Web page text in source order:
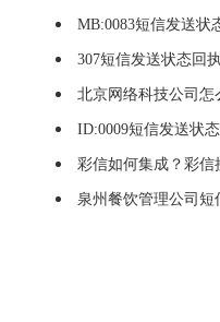
MB:0083短信发送状态回
307短信发送状态回执
北京网络科技公司怎
ID:0009短信发送状态回
彩信如何集成？彩信
泉州餐饮管理公司